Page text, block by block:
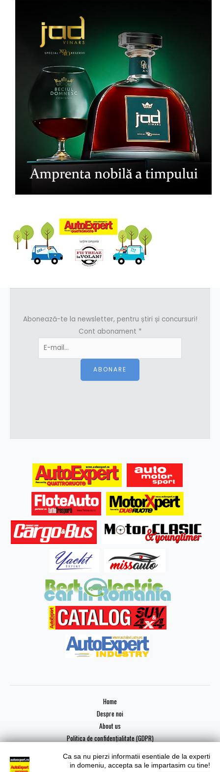
Abonează-te la newsletter, pentru știri și concursuri!
Cont abonament *
ABONARE
Home
Despre noi
About us
Politica de confidențialitate (GDPR)
Ca sa nu pierzi informatii esentiale de la experti
in domeniu, accepta sa le impartasim cu tine!